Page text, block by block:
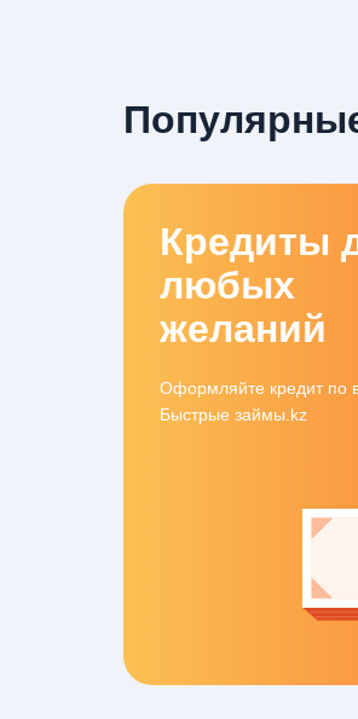
Кредиты
любых
желаний
Оформляйте кредит по
Быстрые займы.kz